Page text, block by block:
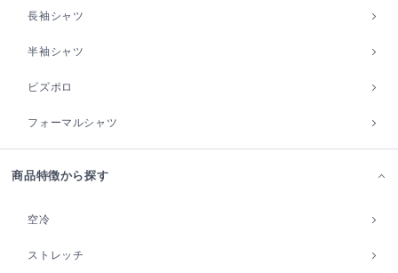
長袖シャツ
半袖シャツ
ビズポロ
フォーマルシャツ
商品特徴から探す
空冷
ストレッチ